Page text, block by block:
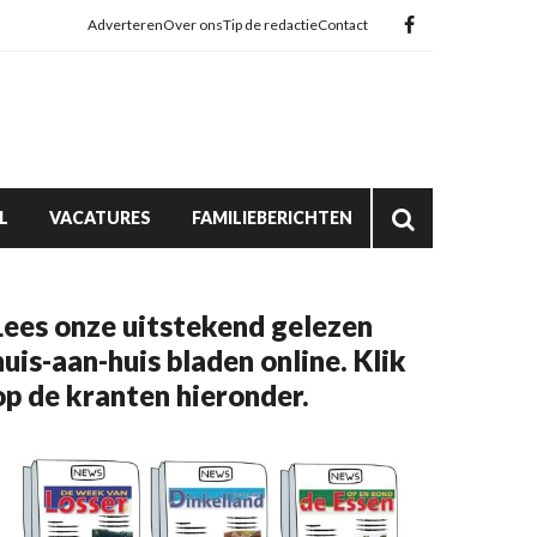
AdverterenOver onsTip de redactieContact
VACATURES FAMILIEBERICHTEN
onze uitstekend gelezen
aan-huis bladen online. Klik
de kranten hieronder.